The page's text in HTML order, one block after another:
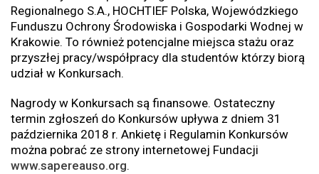
Regionalnego S.A., HOCHTIEF Polska, Wojewódzkiego
Funduszu Ochrony Środowiska i Gospodarki Wodnej w
Krakowie. To również potencjalne miejsca stażu oraz
przyszłej pracy/współpracy dla studentów którzy biorą
udział w Konkursach.
Nagrody w Konkursach są finansowe. Ostateczny
termin zgłoszeń do Konkursów upływa z dniem 31
października 2018 r. Ankietę i Regulamin Konkursów
można pobrać ze strony internetowej Fundacji
www.sapereauso.org.